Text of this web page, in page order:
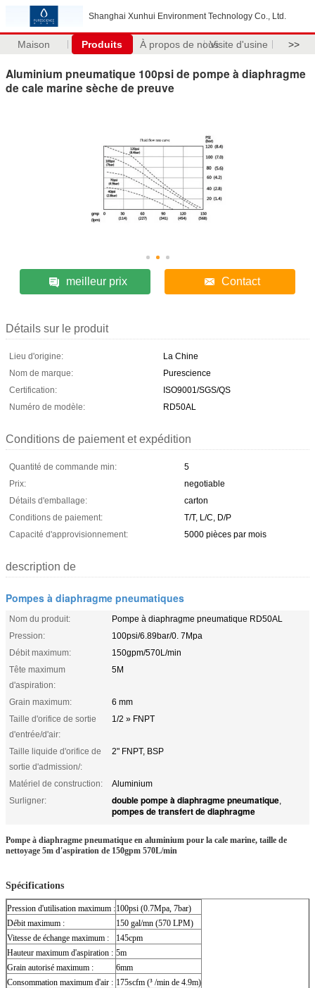
Shanghai Xunhui Environment Technology Co., Ltd.
Maison Produits À propos de nousVisite d'usine >>
Aluminium pneumatique 100psi de pompe à diaphragme
de cale marine sèche de preuve
meilleur prix Contact
Détails sur le produit
Lieu d'origine:
La Chine
Nom de marque:
Purescience
Certification:
ISO9001/SGS/QS
Numéro de modèle:
RD50AL
Conditions de paiement et expédition
Quantité de commande min:
5
Prix:
negotiable
Détails d'emballage:
carton
Conditions de paiement:
T/T, L/C, D/P
Capacité d'approvisionnement:
5000 pièces par mois
description de
Pompes à diaphragme pneumatiques
Nom du produit:
Pompe à diaphragme pneumatique RD50AL
Pression:
100psi/6.89bar/0. 7Mpa
Débit maximum:
150gpm/570L/min
Tête maximum
d'aspiration:
5M
Grain maximum:
6 mm
Taille d'orifice de sortie
d'entrée/d'air:
1/2 » FNPT
Taille liquide d'orifice de
sortie d'admission/:
2" FNPT, BSP
Matériel de construction:
Aluminium
Surligner:
double pompe à diaphragme pneumatique,
pompes de transfert de diaphragme
Pompe à diaphragme pneumatique en aluminium pour la cale marine, taille de
nettoyage 5m d'aspiration de 150gpm 570L/min
Spécifications
Pression d'utilisation maximum :100psi (0.7Mpa, 7bar)
Débit maximum :
150 gal/mn (570 LPM)
Vitesse de échange maximum :
145cpm
Hauteur maximum d'aspiration : 5m
Grain autorisé maximum :
6mm
Consommation maximum d'air : 175scfm (³ /min de 4.9m)